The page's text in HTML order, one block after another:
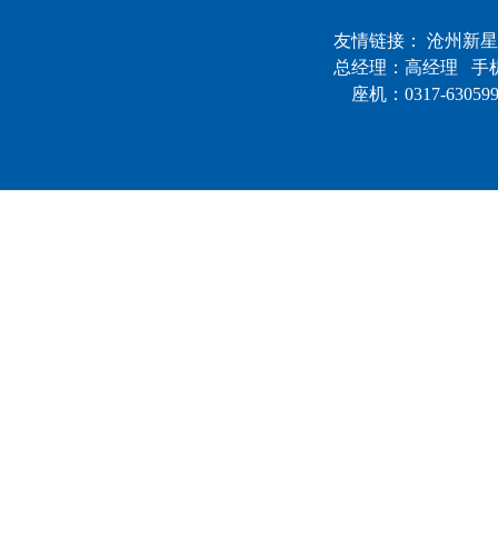
友情链接： 沧州新
总经理：高经理 手
座机：0317-